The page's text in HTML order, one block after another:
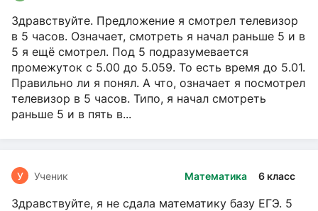
Здравствуйте. Предложение я смотрел телевизор
в 5 часов. Означает, смотреть я начал раньше 5 и в
5 я ещё смотрел. Под 5 подразумевается
промежуток с 5.00 до 5.059. То есть время до 5.01.
Правильно ли я понял. А что, означает я посмотрел
телевизор в 5 часов. Типо, я начал смотреть
раньше 5 и в пять в...
Математика 6 класс
У Ученик
Здравствуйте, я не сдала математику базу ЕГЭ. 5